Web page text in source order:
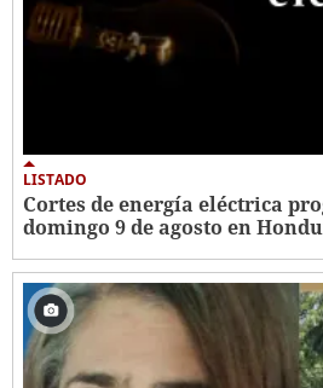
LISTADO
Cortes de energía eléctrica
domingo 9 de agosto en